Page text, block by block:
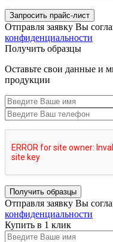
Запросить прайс-лист
Отправля заявку Вы
конфиденциальности
Получить образцы
Оставьте свои данные и
продукции
Получить образцы
Отправля заявку Вы
конфиденциальности
Купить в 1 клик